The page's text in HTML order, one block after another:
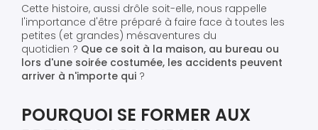
Cette histoire, aussi drôle soit-elle, nous rappelle
l'importance d'être préparé à faire face à toutes les
petites (et grandes) mésaventures du
quotidien ? Que ce soit à la maison, au bureau ou
lors d'une soirée costumée, les accidents peuvent
arriver à n'importe qui ?
POURQUOI SE FORMER AUX